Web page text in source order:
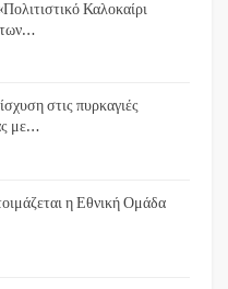
Καλοκαίρι
στις πυρκαγιές
με…
η Εθνική Ομάδα